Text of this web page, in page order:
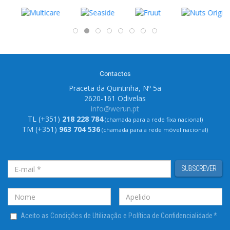
Contactos
Praceta da Quintinha, Nº 5a
2620-161 Odivelas
info@werun.pt
TL (+351) 218 228 784(chamada para a rede fixa nacional)
TM (+351) 963 704 536 (chamada para a rede móvel nacional)
SUBSCREVER
Aceito as Condições de Utilização e Política de Confidencialidade*